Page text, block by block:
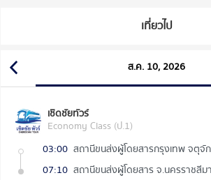
เที่ยวไป
ส.ค. 10, 2026
เชิดชัยทัวร์
Economy Class (ป.1)
03:00 สถานีขนส่งผู้โดยสารกรุงเทพ จตุจั
07:10 สถานีขนส่งผู้โดยสาร จ.นครราชสีม